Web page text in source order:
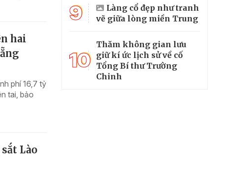
hai
phí 16,7 tỷ
tai, bảo
Lào
9
Làng cổ đẹp như tranh
vẽ giữa lòng miền Trung
10
Thăm không gian lưu
giữ kí ức lịch sử về cố
Tổng Bí thư Trường
Chinh